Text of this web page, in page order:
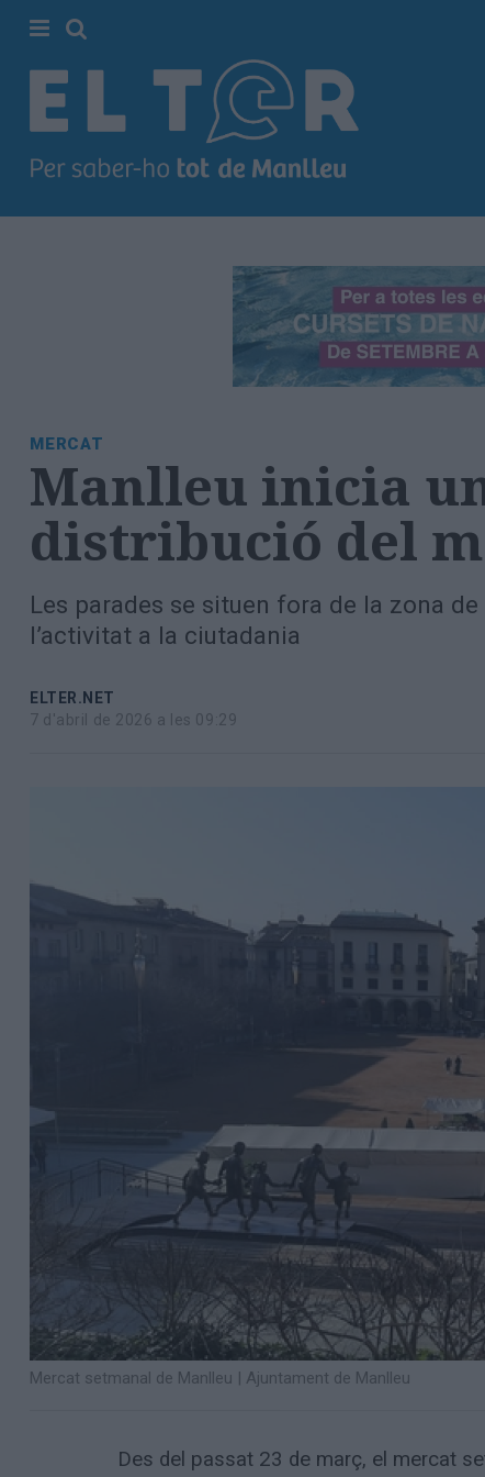
Manlleu
Totes
les
notícies
MERCAT
Manlleu inicia
distribució del
Les parades se situen fora de la zona
l’activitat a la ciutadania
ELTER.NET
7 d'abril de 2026 a les 09:29
Mercat setmanal de Manlleu | Ajuntament de Manlleu
Des del passat 23 de març, el mercat